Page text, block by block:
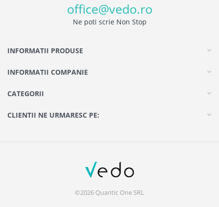
office@vedo.ro
Ne poti scrie Non Stop
INFORMATII PRODUSE
INFORMATII COMPANIE
CATEGORII
CLIENTII NE URMARESC PE:
©2026 Quantic One SRL